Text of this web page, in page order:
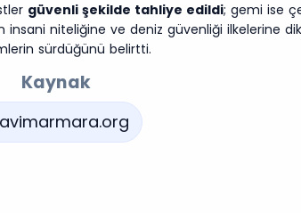
güvenli şekilde tahliye edildi; gemi ise
insani niteliğine ve deniz güvenliği ilkelerine
sürdüğünü belirtti.
Kaynak